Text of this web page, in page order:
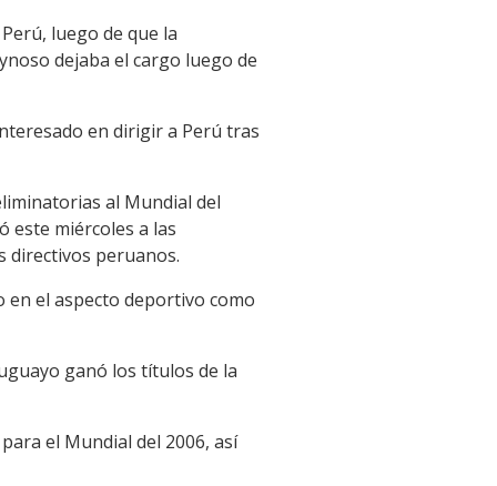
luego de que la
dejaba el cargo luego de
en dirigir a Perú tras
al Mundial del
este miércoles a las
directivos peruanos.
el aspecto deportivo como
ganó los títulos de la
el Mundial del 2006, así